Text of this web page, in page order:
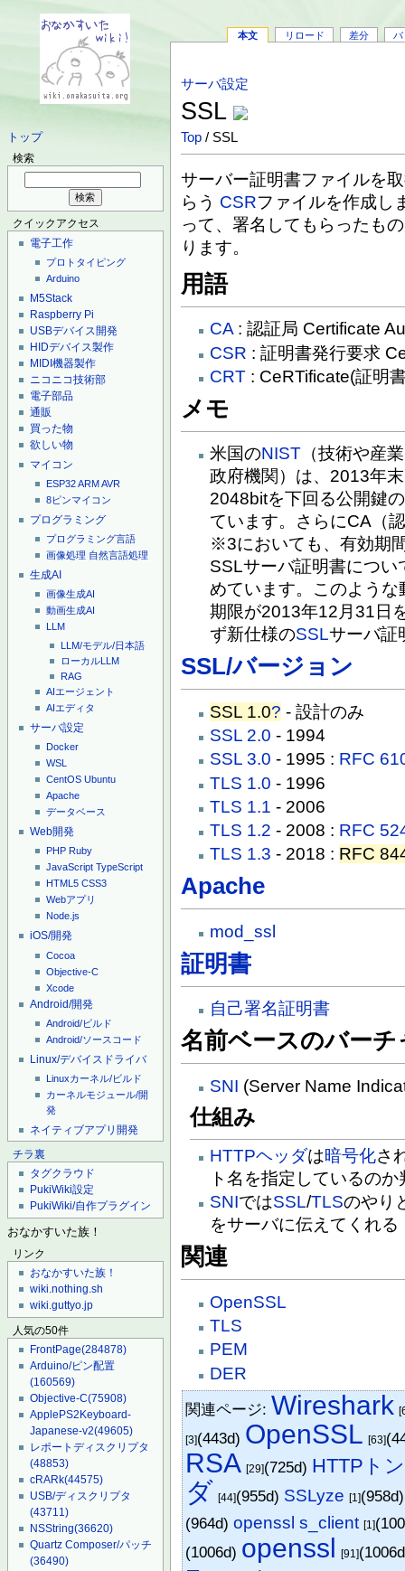
トップ
検索
クイックアクセス
電子工作
プロトタイピング
Arduino
M5Stack
Raspberry Pi
USBデバイス開発
HIDデバイス製作
MIDI機器製作
ニコニコ技術部
電子部品
通販
買った物
欲しい物
マイコン
ESP32ARMAVR
8ピンマイコン
プログラミング
プログラミング言語
画像処理 自然言語処理
生成AI
画像生成AI
動画生成AI
LLM
LLM/モデル/日本語
ローカルLLM
RAG
AIエージェント
AIエディタ
サーバ設定
Docker
WSL
CentOS Ubuntu
Apache
データベース
Web開発
PHP Ruby
JavaScript TypeScript
HTML5 CSS3
Webアプリ
Node.js
iOS/開発
Cocoa
Objective-C
Xcode
Android/開発
Android/ビルド
Android/ソースコード
Linux/デバイスドライバ
Linuxカーネル/ビルド
カーネルモジュール/開
発
ネイティブアプリ開発
チラ裏
タグクラウド
PukiWiki設定
PukiWiki/自作プラグイン
おなかすいた族！
リンク
おなかすいた族！
wiki.nothing.sh
wiki.guttyo.jp
人気の50件
FrontPage(284878)
Arduino/ピン配置
(160569)
Objective-C(75908)
ApplePS2Keyboard-
Japanese-v2(49605)
レポートディスクリプタ
(48853)
cRARk(44575)
USB/ディスクリプタ
(43711)
NSString(36620)
Quartz Composer/パッチ
(36490)
本文 リロード 差分 バ
サーバ設定
SSL
Top / SSL
サーバー証明書ファイルを
らう CSRファイルを作成し
って、署名してもらったも
ります。
用語
CA: 認証局 Certificate
CSR : 証明書発行要求
CRT : CeRTificate(証明
メモ
米国のNIST （技術や産
政府機関）は、2013年
2048bitを下回る公開鍵
ています。さらにCA（
※3においても、有効期
SSLサーバ証明書につい
めています。このよう
期限が2013年12月31日
ず新仕様のSSLサーバ証
SSL/バージョン
SSL 1.0? - 設計のみ
SSL 2.0 - 1994
SSL 3.0 - 1995 : RFC
TLS 1.0 - 1996
TLS 1.1 - 2006
TLS 1.2 - 2008 : RFC
TLS 1.3 - 2018 : RFC
Apache
mod_ssl
証明書
自己署名証明書
名前ベースのバー
SNI (Server Name
仕組み
HTTPヘッダは暗号化さ
ト名を指定しているの
SNIではSSL/TLSのやり
をサーバに伝えてくれる
関連
OpenSSL
TLS
PEM
DER
関連ページ: Wireshark
[3](443d) OpenSSL [63]
RSA [29](725d) HTTPト
ダ [44](955d) SSLyze [1]
(964d)openssl s_client [1]
(1006d) openssl [91]